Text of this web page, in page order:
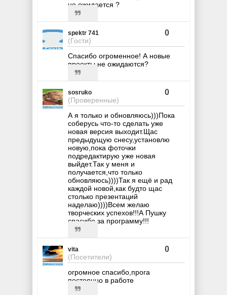
не ожидается ?
spektr 741
(Гости)
0
Cпасибо огроменное! А новые
проекты не ожидаются?
sosruko
(Проверенные)
0
А я только и обновляюсь)))Пока
соберусь что-то сделать уже
новая версия выходит.Щас
предыдущую снесу,установлю
новую,пока фоточки
подредактирую уже новая
выйдет.Так у меня и
получается,что только
обновляюсь))))Так я ещё и рад
каждой новой,как будто щас
столько презентаций
наделаю))))Всем желаю
творческих успехов!!!А Пушку
спасибо за программу!!!
vita
(Посетители)
0
огромное спасибо,прога
постоянно в работе